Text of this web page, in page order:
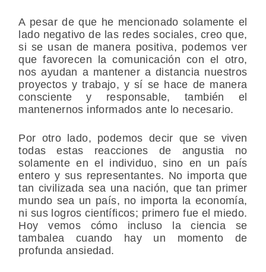
A pesar de que he mencionado solamente el
lado negativo de las redes sociales, creo que,
si se usan de manera positiva, podemos ver
que favorecen la comunicación con el otro,
nos ayudan a mantener a distancia nuestros
proyectos y trabajo, y sí se hace de manera
consciente y responsable, también el
mantenernos informados ante lo necesario.
Por otro lado, podemos decir que se viven
todas estas reacciones de angustia no
solamente en el individuo, sino en un país
entero y sus representantes. No importa que
tan civilizada sea una nación, que tan primer
mundo sea un país, no importa la economía,
ni sus logros científicos; primero fue el miedo.
Hoy vemos cómo incluso la ciencia se
tambalea cuando hay un momento de
profunda ansiedad.